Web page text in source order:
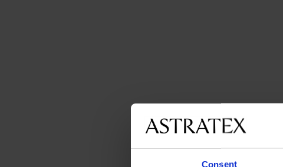
Consent